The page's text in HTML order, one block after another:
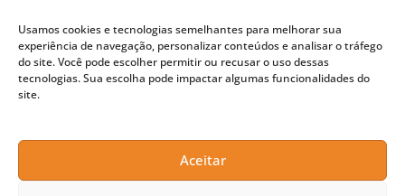
Usamos cookies e tecnologias semelhantes para melhorar sua
experiência de navegação, personalizar conteúdos e analisar o tráfego
do site. Você pode escolher permitir ou recusar o uso dessas
tecnologias. Sua escolha pode impactar algumas funcionalidades do
site.
Aceitar
soluções de trabalho centralizadas para tudo”,
afirmou Buterin.
Em seu blog, Buterin também destacou a
importância da segurança da carteira. Ele